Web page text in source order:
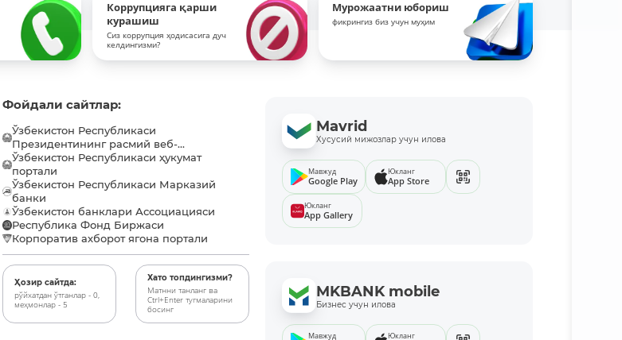
Коррупцияга қарши
курашиш
Сиз коррупция ҳодисасига дуч
келдингизми?
Мурожаатни юбориш
фикрингиз биз учун муҳим
Фойдали сайтлар:
Ўзбекистон Республикаси
Президентининг расмий веб-...
Ўзбекистон Республикаси ҳукумат
портали
Ўзбекистон Республикаси Марказий
банки
Ўзбекистон банклари Ассоциацияси
Республика Фонд Биржаси
Корпоратив ахборот ягона портали
Ҳозир сайтда:
рўйхатдан ўтганлар - 0,
меҳмонлар - 5
Хато топдингизми?
Матнни танланг ва
Ctrl+Enter тугмаларини
босинг
Mavrid
Хусусий мижозлар учун илова
Мавжуд
Google Play
Юкланг
App Store
Юкланг
App Gallery
MKBANK mobile
Бизнес учун илова
Мавжуд Юкланг